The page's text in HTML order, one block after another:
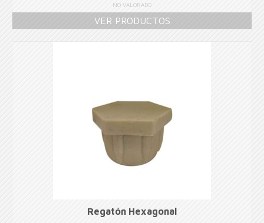
NO VALORADO
VER PRODUCTOS
Regatón Hexagonal